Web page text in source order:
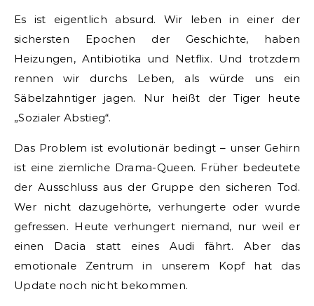
Es ist eigentlich absurd. Wir leben in einer der
sichersten Epochen der Geschichte, haben
Heizungen, Antibiotika und Netflix. Und trotzdem
rennen wir durchs Leben, als würde uns ein
Säbelzahntiger jagen. Nur heißt der Tiger heute
„Sozialer Abstieg“.
Das Problem ist evolutionär bedingt – unser Gehirn
ist eine ziemliche Drama-Queen. Früher bedeutete
der Ausschluss aus der Gruppe den sicheren Tod.
Wer nicht dazugehörte, verhungerte oder wurde
gefressen. Heute verhungert niemand, nur weil er
einen Dacia statt eines Audi fährt. Aber das
emotionale Zentrum in unserem Kopf hat das
Update noch nicht bekommen.